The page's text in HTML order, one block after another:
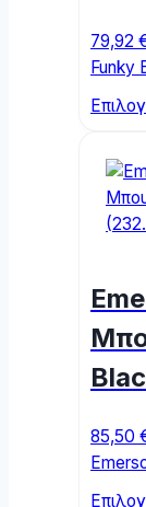
79,92
Funky
85,50